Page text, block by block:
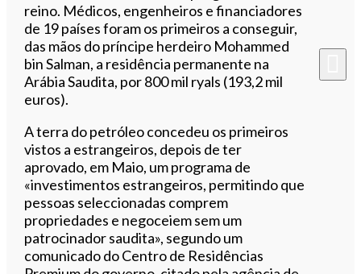
reino. Médicos, engenheiros e financiadores
de 19 países foram os primeiros a conseguir,
das mãos do príncipe herdeiro Mohammed
bin Salman, a residência permanente na
Arábia Saudita, por 800 mil ryals (193,2 mil
euros).
A terra do petróleoconcedeu os primeiros
vistos a estrangeiros, depois de ter
aprovado, em Maio, um programa de
«investimentos estrangeiros, permitindo que
pessoas seleccionadas comprem
propriedades e negoceiem sem um
patrocinador saudita», segundo um
comunicado do Centro de Residências